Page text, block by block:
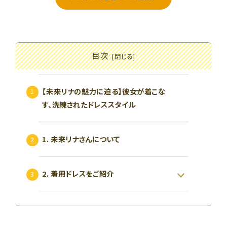
目次
【未来リナの魅力に迫る】彼女が着こな
す、洗練されたドレススタイル
1. 未来リナさんについて
2. 着用ドレスをご紹介